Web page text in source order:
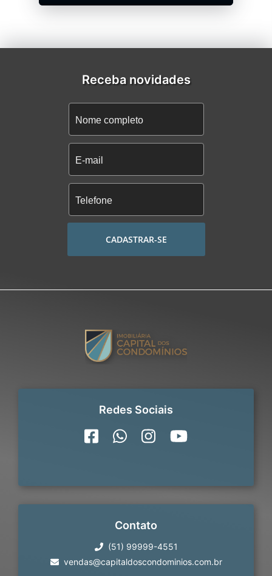
Receba novidades
CADASTRAR-SE
Redes Sociais
Contato
(51) 99999-4551
vendas@capitaldoscondominios.com.br